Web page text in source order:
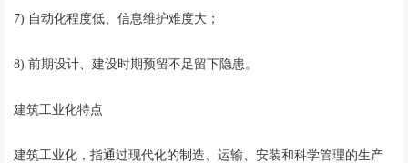
7) 自动化程度低、信息维护难度大；
8) 前期设计、建设时期预留不足留下隐患。
建筑工业化特点
建筑工业化，指通过现代化的制造、运输、安装和科学管理的生产